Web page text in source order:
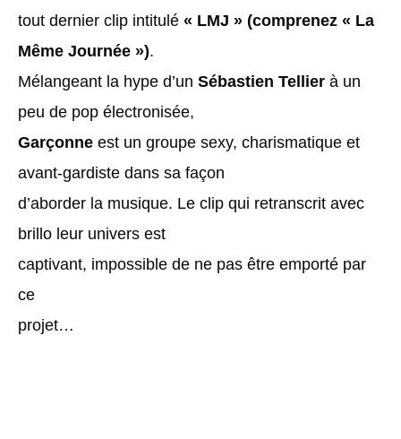
tout dernier clip intitulé « LMJ » (comprenez « La
Même Journée »).
Mélangeant la hype d’un Sébastien Tellier à un
peu de pop électronisée,
Garçonne est un groupe sexy, charismatique et
avant-gardiste dans sa façon
d’aborder la musique. Le clip qui retranscrit avec
brillo leur univers est
captivant, impossible de ne pas être emporté par
ce
projet…